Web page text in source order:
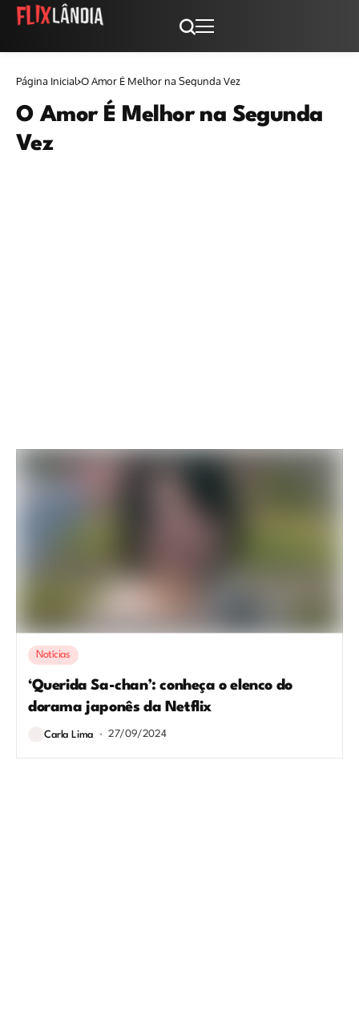
Página Inicial O Amor É Melhor na Segunda Vez
O Amor É Melhor na Segunda
Vez
Notícias
‘Querida Sa-chan’: conheça o elenco do
dorama japonês da Netflix
Carla Lima 27/09/2024